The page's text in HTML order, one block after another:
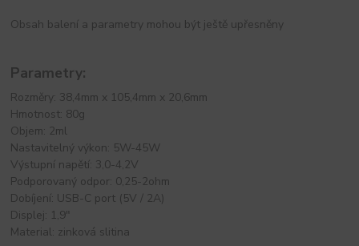
Obsah balení a parametry mohou být ještě upřesněny
Parametry:
Rozměry: 38,4mm x 105,4mm x 20,6mm
Hmotnost: 80g
Objem: 2ml
Nastavitelný výkon: 5W-45W
Výstupní napětí: 3,0-4,2V
Podporovaný odpor: 0,25-2ohm
Dobíjení: USB-C port (5V / 2A)
Displej: 1,9"
Material: zinková slitina